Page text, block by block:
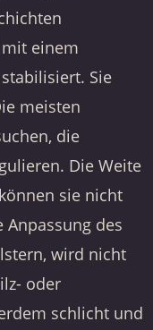
einem
Sie
meisten
die
Die Weite
sie nicht
Anpassung des
wird nicht
oder
schlicht und